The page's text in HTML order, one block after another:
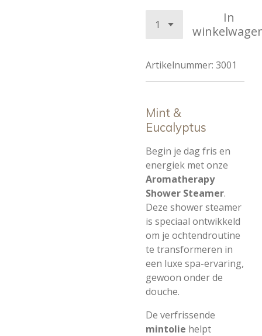
In
Artikelnummer: 3001
Mint &
Eucalyptus
Begin je dag fris en
energiek met onze
Aromatherapy
Shower Steamer.
Deze shower steamer
is speciaal ontwikkeld
om je ochtendroutine
te transformeren in
een luxe spa-ervaring,
gewoon onder de
douche.
De verfrissende
mintolie helpt